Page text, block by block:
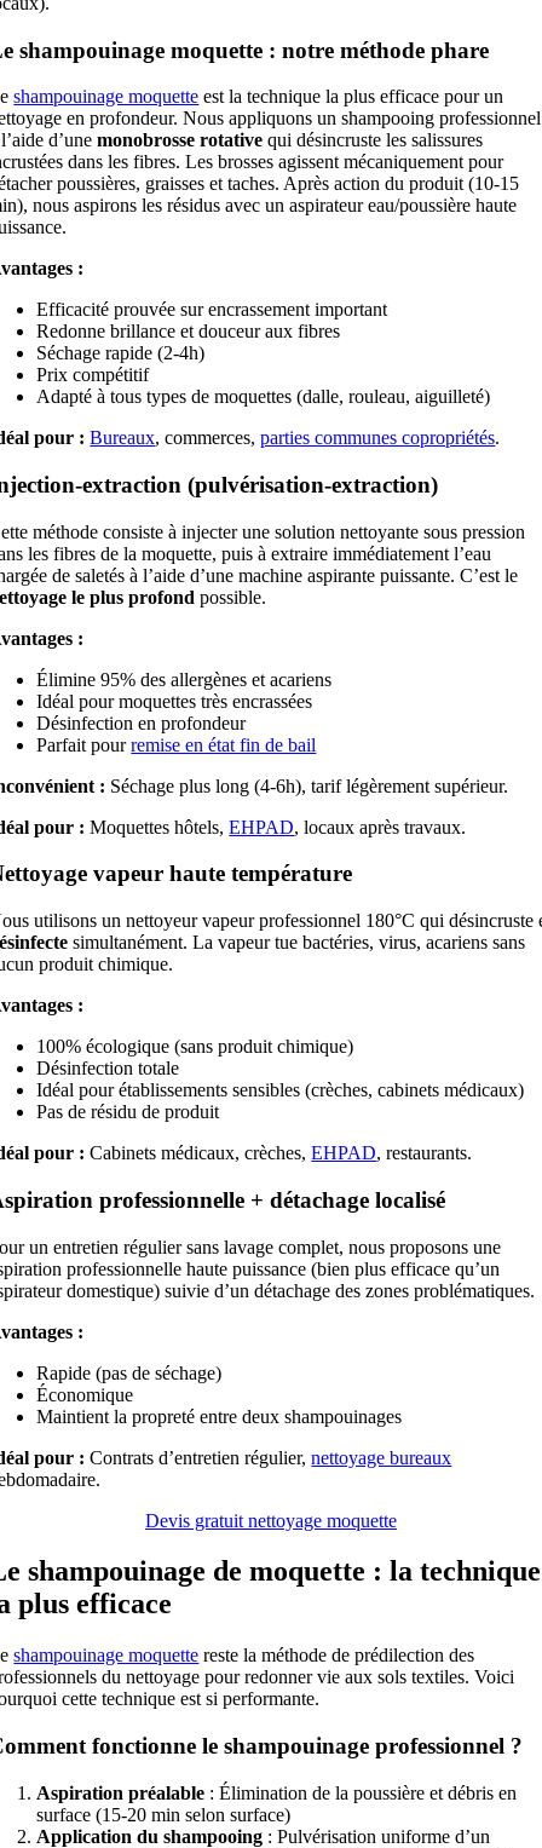
shampouinage moquette : notre méthode phare
shampouinage moquette est la technique la plus efficace pour un
en profondeur. Nous appliquons un shampooing professionnel
d’unemonobrosse rotative qui désincruste les salissures
dans les fibres. Les brosses agissent mécaniquement pour
poussières, graisses et taches. Après action du produit (10-15
nous aspirons les résidus avec un aspirateur eau/poussière haute
:
Efficacité prouvée sur encrassement important
Redonne brillance et douceur aux fibres
Séchage rapide (2-4h)
Prix compétitif
Adapté à tous types de moquettes (dalle, rouleau, aiguilleté)
pour : Bureaux, commerces,parties communes copropriétés.
extraction (pulvérisation-extraction)
méthode consiste à injecter une solution nettoyante sous pression
les fibres de la moquette, puis à extraire immédiatement l’eau
de saletés à l’aide d’une machine aspirante puissante. C’est le
le plus profond possible.
:
Élimine 95% des allergènes et acariens
Idéal pour moquettes très encrassées
Désinfection en profondeur
Parfait pourremise en état fin de bail
: Séchage plus long (4-6h), tarif légèrement supérieur.
pour : Moquettes hôtels,EHPAD, locaux après travaux.
vapeur haute température
utilisons un nettoyeur vapeur professionnel 180°C qui désincruste
simultanément. La vapeur tue bactéries, virus, acariens sans
produit chimique.
:
100% écologique (sans produit chimique)
Désinfection totale
Idéal pour établissements sensibles (crèches, cabinets médicaux)
Pas de résidu de produit
pour : Cabinets médicaux, crèches,EHPAD, restaurants.
professionnelle + détachage localisé
un entretien régulier sans lavage complet, nous proposons une
professionnelle haute puissance (bien plus efficace qu’un
domestique) suivie d’un détachage des zones problématiques.
:
Rapide (pas de séchage)
Économique
Maintient la propreté entre deux shampouinages
pour : Contrats d’entretien régulier,nettoyage bureaux
Devis gratuit nettoyage moquette
shampouinage de moquette : la technique
plus efficace
shampouinage moquette reste la méthode de prédilection des
du nettoyage pour redonner vie aux sols textiles. Voici
cette technique est si performante.
fonctionne le shampouinage professionnel ?
Aspiration préalable : Élimination de la poussière et débris en
surface (15-20 min selon surface)
Application du shampooing : Pulvérisation uniforme d’un